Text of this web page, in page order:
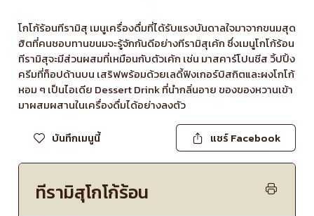
โกโก้ร้อนทีรามิสุ เมนูเครื่องดื่มที่ได้รับแรงบันดาลใจมาจากขนมสุด
ฮิตที่คนชอบทานขนมจะรู้จักกันดีอย่างทีรามิสุเค้ก ซึ่งเมนูโกโก้ร้อน
ทีรามิสุจะมีส่วนผสมที่เหมือนกับตัวเค้ก เช่น มาสคาร์โปนชีส วิ้ปปิ้ง
ครีมที่ท็อปด้านบน เสริฟพร้อมด้วยเลดี้ฟิงเกอร์บิสกิตและผงโกโก้
หอม ๆ เป็นไอเดีย Dessert Drink ที่นำกลิ่นอาย ของของหวานเข้า
มาผสมผสานในเครื่องดื่มได้อย่างลงตัว
บันทึกเมนูนี้ แชร์ Facebook
ทีรามิสุโกโก้ร้อน